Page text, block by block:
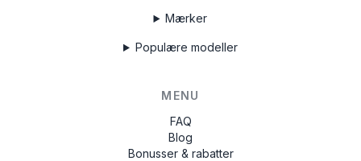
Mærker
Populære modeller
MENU
FAQ
Blog
Bonusser & rabatter